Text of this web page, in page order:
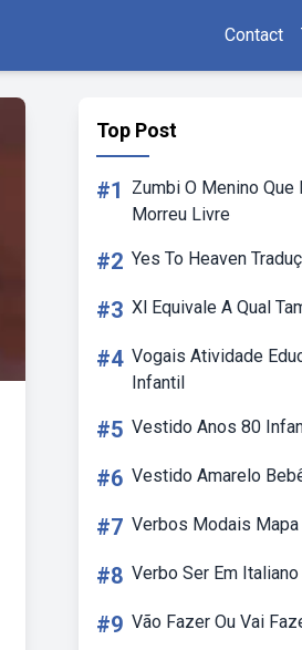
Contact
Top Post
#1
Zumbi O Menino Que
Morreu Livre
#2 Yes To Heaven
#3 Xl Equivale A Qual
#4 Vogais Atividade
Infantil
#5 Vestido Anos 80
#6 Vestido Amarelo
#7 Verbos Modais
#8 Verbo Ser Em Italiano
#9 Vão Fazer Ou Vai